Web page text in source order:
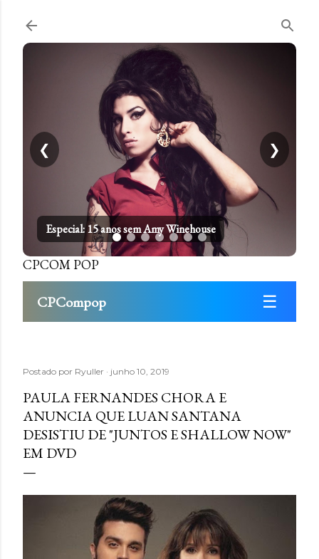
Especial: 15 anos sem Amy Winehouse
❮ ❯
CPCOM POP
CPCompop ☰
Postado por Ryuller junho 10, 2019
PAULA FERNANDES CHORA E
ANUNCIA QUE LUAN SANTANA
DESISTIU DE "JUNTOS E SHALLOW NOW"
EM DVD